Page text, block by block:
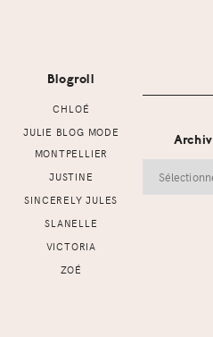
Blogroll
CHLOÉ
JULIE BLOG MODE
MONTPELLIER
JUSTINE
SINCERELY JULES
SLANELLE
VICTORIA
ZOÉ